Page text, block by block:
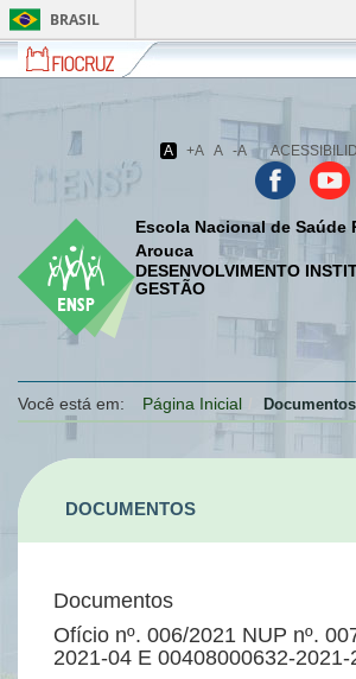
BRASIL
Fiocruz
Fale
com
A +A A -A
Escola Nacional de Saúde
Arouca
DESENVOLVIMENTO
GESTÃO
Você está em:
Página Inicial Documentos
DOCUMENTOS
Documentos
Ofício nº. 006/2021 NUP nº.
2021-04 E 00408000632-2021-